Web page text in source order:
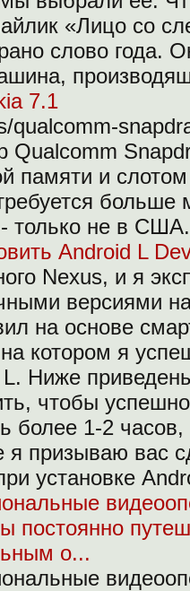
«Лицо со
слово года.
7.1
qualcomm-
Qualcomm
памяти и
больше
только не в
Android L
Nexus, и я
версиями
на основе
котором я
Ниже
чтобы
более 1-2
я призываю вас
установке
постоянно
о...